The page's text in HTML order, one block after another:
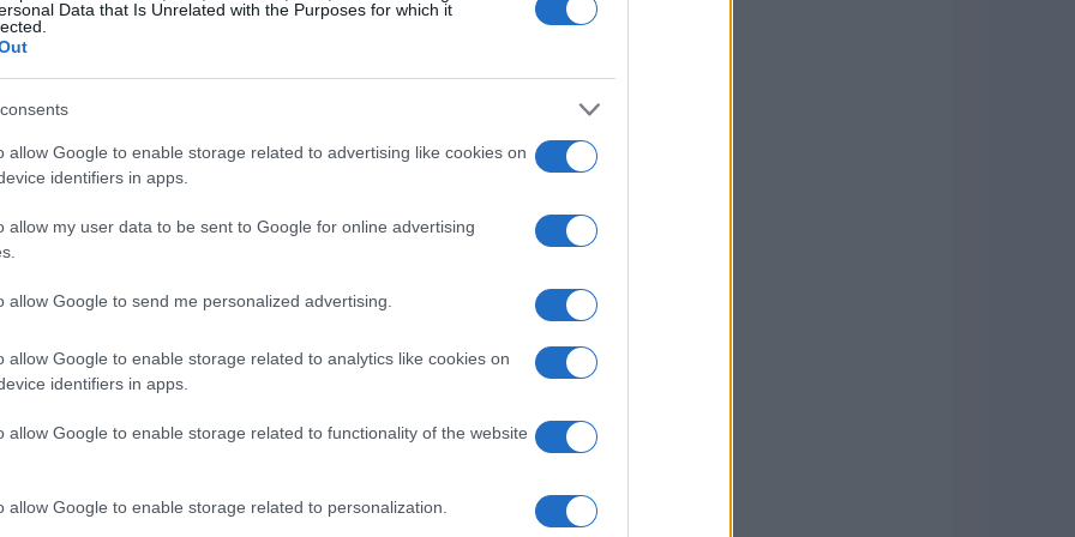
Data that Is Unrelated with the Purposes for which it
allow Google to enable storage related to advertising like cookies on
identifiers in apps.
allow my user data to be sent to Google for online advertising
allow Google to send me personalized advertising.
allow Google to enable storage related to analytics like cookies on
identifiers in apps.
allow Google to enable storage related to functionality of the website
allow Google to enable storage related to personalization.
l’Accessibilità Online per Tutti
Matteo Galli · 17 Gen 2026
la
Esplora l’Italia: itinerari imperdibili e
Unisciti a noi per esplorare l'Italia, un paese
vibrante e paesaggi mozzafiato. Scopri le
meraviglie artistiche,…